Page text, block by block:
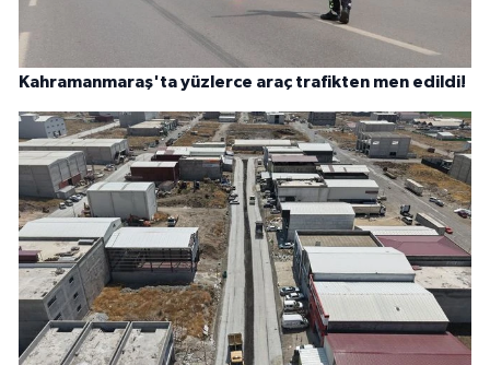
Kahramanmaraş'ta yüzlerce araç trafikten men edildi!